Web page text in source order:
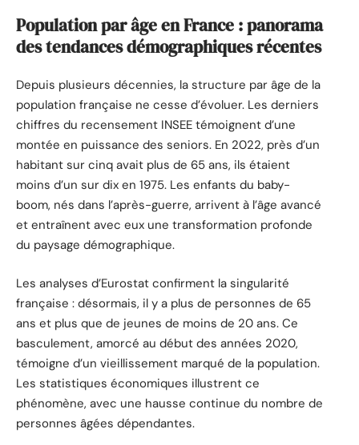
Population par âge en France : panorama
des tendances démographiques récentes
Depuis plusieurs décennies, la structure par âge de la
population française ne cesse d’évoluer. Les derniers
chiffres du recensement INSEE témoignent d’une
montée en puissance des seniors. En 2022, près d’un
habitant sur cinq avait plus de 65 ans, ils étaient
moins d’un sur dix en 1975. Les enfants du baby-
boom, nés dans l’après-guerre, arrivent à l’âge avancé
et entraînent avec eux une transformation profonde
du paysage démographique.
Les analyses d’Eurostat confirment la singularité
française : désormais, il y a plus de personnes de 65
ans et plus que de jeunes de moins de 20 ans. Ce
basculement, amorcé au début des années 2020,
témoigne d’un vieillissement marqué de la population.
Les statistiques économiques illustrent ce
phénomène, avec une hausse continue du nombre de
personnes âgées dépendantes.